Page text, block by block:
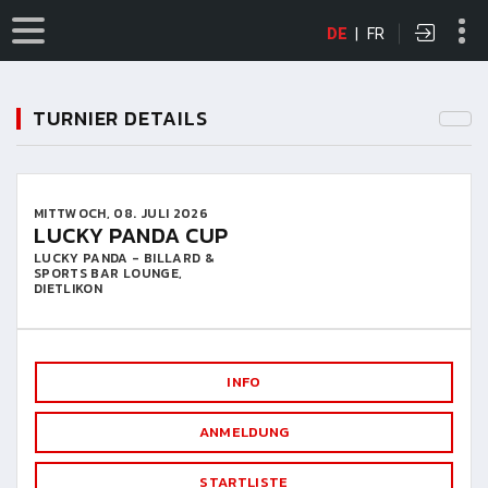
DE | FR
TURNIER DETAILS
MITTWOCH, 08. JULI 2026
LUCKY PANDA CUP
LUCKY PANDA - BILLARD &
SPORTS BAR LOUNGE,
DIETLIKON
INFO
ANMELDUNG
STARTLISTE